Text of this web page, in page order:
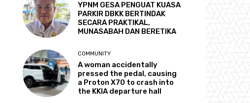
YPNM GESA PENGUAT KUASA
PARKIR DBKK BERTINDAK
SECARA PRAKTIKAL,
MUNASABAH DAN BERETIKA
COMMUNITY
A woman accidentally
pressed the pedal, causing
a Proton X70 to crash into
the KKIA departure hall